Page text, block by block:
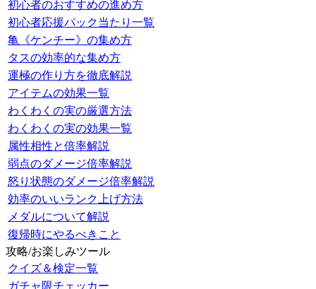
初心者のおすすめの進め方
初心者応援パック当たり一覧
亀《ケンチー》の集め方
タスの効率的な集め方
運極の作り方を徹底解説
アイテムの効果一覧
わくわくの実の厳選方法
わくわくの実の効果一覧
属性相性と倍率解説
弱点のダメージ倍率解説
怒り状態のダメージ倍率解説
効率のいいランク上げ方法
メダルについて解説
復帰時にやるべきこと
攻略/お楽しみツール
クイズ＆検定一覧
ガチャ限チェッカー